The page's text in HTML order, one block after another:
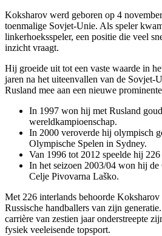
Koksharov werd geboren op 4
toenmalige Sovjet-Unie. Als speler
linkerhoeksspeler, een positie die veel
inzicht vraagt.
Hij groeide uit tot een vaste waarde in
jaren na het uiteenvallen van de Sovjet-
Rusland mee aan een nieuwe
In 1997 won hij met Rusland
wereldkampioenschap.
In 2000 veroverde hij olympisch
Olympische Spelen in Sydney.
Van 1996 tot 2012 speelde hij
In het seizoen 2003/04 won hij de
Celje Pivovarna Laško.
Met 226 interlands behoorde Koksharov
Russische handballers van zijn
carrière van zestien jaar onderstreepte
fysiek veeleisende topsport.